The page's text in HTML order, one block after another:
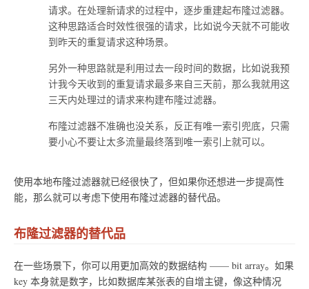
请求。在处理新请求的过程中，逐步重建起布隆过滤器。
这种思路适合时效性很强的请求，比如说今天就不可能收
到昨天的重复请求这种场景。
另外一种思路就是利用过去一段时间的数据，比如说我预
计我今天收到的重复请求最多来自三天前，那么我就用这
三天内处理过的请求来构建布隆过滤器。
布隆过滤器不准确也没关系，反正有唯一索引兜底，只需
要小心不要让太多流量最终落到唯一索引上就可以。
使用本地布隆过滤器就已经很快了，但如果你还想进一步提高性
能，那么就可以考虑下使用布隆过滤器的替代品。
布隆过滤器的替代品
在一些场景下，你可以用更加高效的数据结构 —— bit array。如果
key 本身就是数字，比如数据库某张表的自增主键，像这种情况